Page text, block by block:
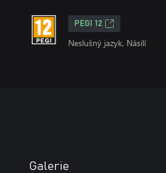
PEGI 12
Neslušný jazyk, Násilí
Galerie